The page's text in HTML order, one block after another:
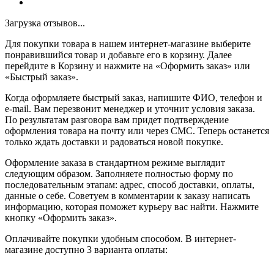
Загрузка отзывов...
Для покупки товара в нашем интернет-магазине выберите
понравившийся товар и добавьте его в корзину. Далее
перейдите в Корзину и нажмите на «Оформить заказ» или
«Быстрый заказ».
Когда оформляете быстрый заказ, напишите ФИО, телефон и
e-mail. Вам перезвонит менеджер и уточнит условия заказа.
По результатам разговора вам придет подтверждение
оформления товара на почту или через СМС. Теперь останется
только ждать доставки и радоваться новой покупке.
Оформление заказа в стандартном режиме выглядит
следующим образом. Заполняете полностью форму по
последовательным этапам: адрес, способ доставки, оплаты,
данные о себе. Советуем в комментарии к заказу написать
информацию, которая поможет курьеру вас найти. Нажмите
кнопку «Оформить заказ».
Оплачивайте покупки удобным способом. В интернет-
магазине доступно 3 варианта оплаты: